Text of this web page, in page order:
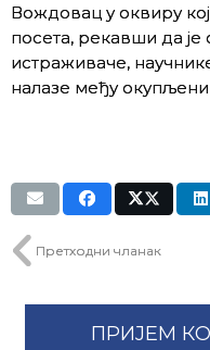
Вождовац у оквиру
посета, рекавши да је
истраживаче,
налазе међу
Претходни чланак
ПРИЈЕМ